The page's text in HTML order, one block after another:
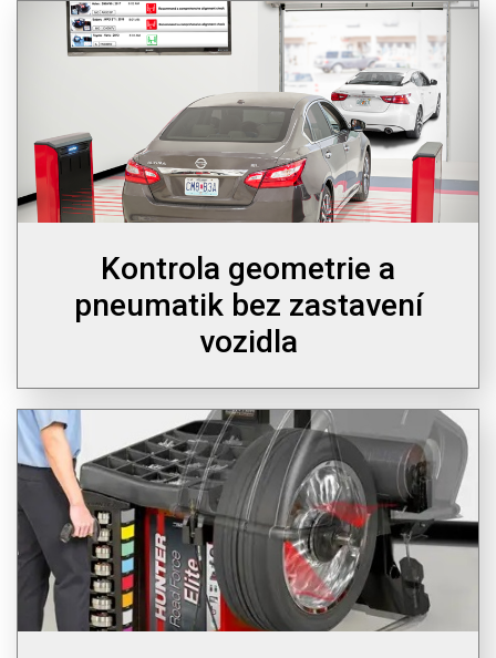
Kontrola geometrie a
pneumatik bez zastavení
vozidla